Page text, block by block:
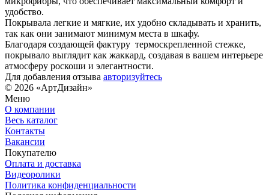
удобство.
Покрывала легкие и мягкие, их удобно складывать и хранить,
так как они занимают минимум места в шкафу.
Благодаря создающей фактуру термоскрепленной стежке,
покрывало выглядит как жаккард, создавая в вашем интерьере
атмосферу роскоши и элегантности.
Для добавления отзыва авторизуйтесь
© 2026 «АртДизайн»
Меню
О компании
Весь каталог
Контакты
Вакансии
Покупателю
Оплата и доставка
Видеоролики
Политика конфиденциальности